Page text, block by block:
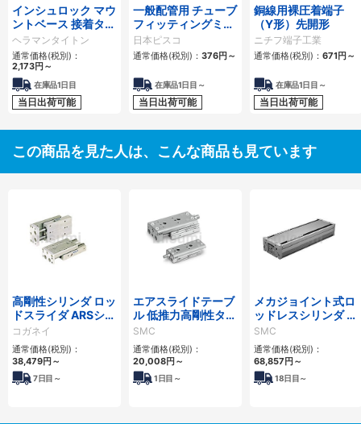
インシュロック マウ
ントベース 接着タイ
プ
ヘラマンタイトン
通常価格(税別)：
2,173円～
在庫品1日目
当日出荷可能
一般配管用 チューブ
フィッティングミニ
タイプ エルボ
日本ピスコ
通常価格(税別)： 376円～
在庫品1日目～
当日出荷可能
銅線用裸圧着端子
（Y形）先開形
ニチフ端子工業
通常価格(税別)： 671円～
在庫品1日目～
当日出荷可能
この商品を見た人は、こんな商品も見ています
高剛性シリンダ ロッ
ドスライダ ARSシリ
ーズ
コガネイ
通常価格(税別)：
38,479円～
7日目～
エアスライドテーブ
ル 低推力高剛性タイ
プ/MXQ□Bシリー
ズ
SMC
通常価格(税別)：
20,008円～
1日目～
メカジョイント式ロ
ッドレスシリンダ 高
剛性・リニアガイド
形 MY1HTシリーズ
SMC
通常価格(税別)：
68,857円～
18日目～